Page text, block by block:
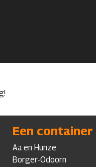
Een container
Aa en Hunze
Borger-Odoorn